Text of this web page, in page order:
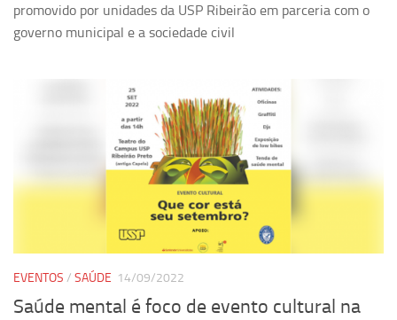
USP Analisa
Publicações
Revista Estudos Avançados
Espaço Cultural
Newsletter
promovido por unidades da USP Ribeirão em parceria com o
governo municipal e a sociedade civil
EVENTOS / SAÚDE 14/09/2022
Saúde mental é foco de evento cultural na